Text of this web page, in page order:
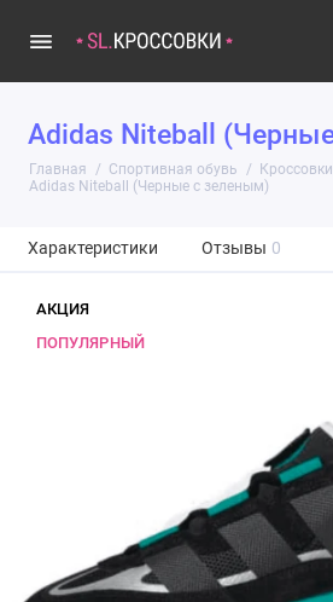
Adidas Niteball
Главная Спортивная обувь
Adidas Niteball (Черные с зеленым)
Характеристики Отзывы 0
АКЦИЯ
ПОПУЛЯРНЫЙ